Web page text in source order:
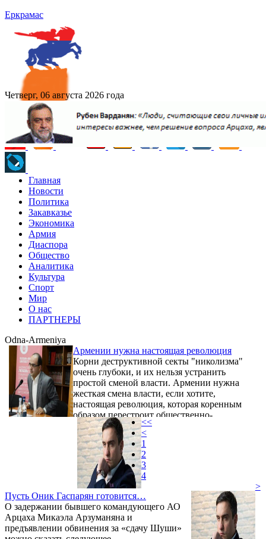
Еркрамас
Четверг, 06 августа 2026 года
Главная
Новости
Политика
Закавказье
Экономика
Армия
Диаспора
Общество
Аналитика
Культура
Спорт
Мир
О нас
ПАРТНЕРЫ
Odna-Armeniya
Армении нужна настоящая революция
Корни деструктивной секты "николизма"
очень глубоки, и их нельзя устранить
простой сменой власти. Армении нужна
жесткая смена власти, если хотите,
настоящая революция, которая коренным
образом перестроит общественно-
политические отношения. Нам необходима
тотальная ''санация'', временное
ограничение избирательных прав,
применение архисложных фильтров для
занятия государственных должностей,
протекционистская экономика.
Пусть Оник Гаспарян готовится…
О задержании бывшего командующего АО
Арцаха Микаэла Арзуманяна и
предъявлении обвинения за «сдачу Шуши»
<<
<
1
2
3
4
>